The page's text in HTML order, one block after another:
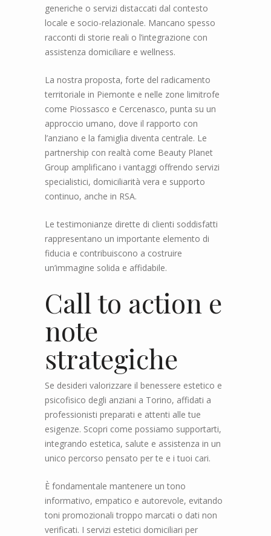
generiche o servizi distaccati dal contesto
locale e socio-relazionale. Mancano spesso
racconti di storie reali o l’integrazione con
assistenza domiciliare e wellness.
La nostra proposta, forte del radicamento
territoriale in Piemonte e nelle zone limitrofe
come Piossasco e Cercenasco, punta su un
approccio umano, dove il rapporto con
l’anziano e la famiglia diventa centrale. Le
partnership con realtà come Beauty Planet
Group amplificano i vantaggi offrendo servizi
specialistici, domiciliarità vera e supporto
continuo, anche in RSA.
Le testimonianze dirette di clienti soddisfatti
rappresentano un importante elemento di
fiducia e contribuiscono a costruire
un’immagine solida e affidabile.
Call to action e
note
strategiche
Se desideri valorizzare il benessere estetico e
psicofisico degli anziani a Torino, affidati a
professionisti preparati e attenti alle tue
esigenze. Scopri come possiamo supportarti,
integrando estetica, salute e assistenza in un
unico percorso pensato per te e i tuoi cari.
È fondamentale mantenere un tono
informativo, empatico e autorevole, evitando
toni promozionali troppo marcati o dati non
verificati. I servizi estetici domiciliari per